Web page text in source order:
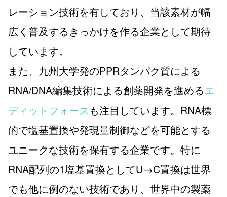
レーション技術を有しており、当該素材が幅
広く普及するきっかけを作る企業として期待
しています。
また、九州大学発のPPRタンパク質による
RNA/DNA編集技術による創薬開発を進めるエ
ディットフォースも注目しています。RNA標
的で塩基置換や発現量制御などを可能とする
ユニークな技術を保有する企業です。特に
RNA配列の1塩基置換としてU→C置換は世界
でも他に例のない技術であり、世界中の製薬